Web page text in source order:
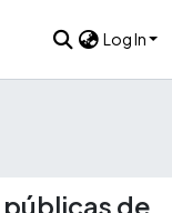
Log In
públicas de